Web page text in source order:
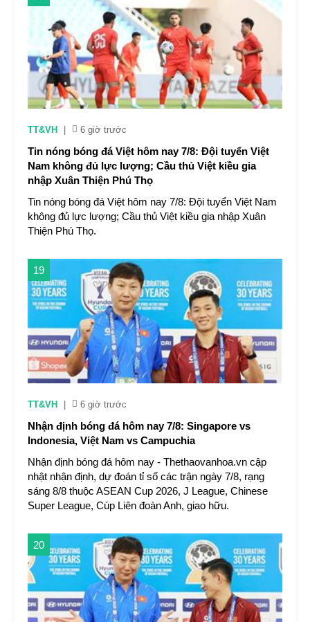
TT&VH 6 giờ trước
Tin nóng bóng đá Việt hôm nay 7/8: Đội tuyển Việt
Nam không đủ lực lượng; Cầu thủ Việt kiều gia
nhập Xuân Thiện Phú Thọ
Tin nóng bóng đá Việt hôm nay 7/8: Đội tuyển Việt Nam
không đủ lực lượng; Cầu thủ Việt kiều gia nhập Xuân
Thiện Phú Thọ.
19
TT&VH 6 giờ trước
Nhận định bóng đá hôm nay 7/8: Singapore vs
Indonesia, Việt Nam vs Campuchia
Nhận định bóng đá hôm nay - Thethaovanhoa.vn cập
nhật nhận định, dự đoán tỉ số các trận ngày 7/8, rạng
sáng 8/8 thuộc ASEAN Cup 2026, J League, Chinese
Super League, Cúp Liên đoàn Anh, giao hữu.
20